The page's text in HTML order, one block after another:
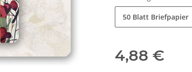
50 Blatt Briefpapier
4,88 €